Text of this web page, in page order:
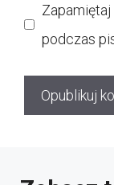
podczas